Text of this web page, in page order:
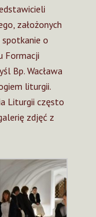
założonych
spotkanie o
Formacji
Bp. Wacława
liturgii.
Liturgii często
zdjęć z